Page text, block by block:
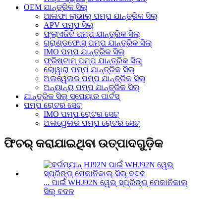
OEM ଯାନ୍ତ୍ରିକ ସିଲ୍
ଆଲଫା ଲାଭାଲ୍ ପମ୍ପ ଯାନ୍ତ୍ରିକ ସିଲ୍
APV ପମ୍ପ ସିଲ୍
ଫ୍ଲାଏଜିଟି ପମ୍ପ ଯାନ୍ତ୍ରିକ ସିଲ୍
ଗ୍ରାଣ୍ଡଫୋସ୍ ପମ୍ପ ଯାନ୍ତ୍ରିକ ସିଲ୍
IMO ପମ୍ପ ଯାନ୍ତ୍ରିକ ସିଲ୍
ଫ୍ରିଷ୍ଟାମ୍ ପମ୍ପ ଯାନ୍ତ୍ରିକ ସିଲ୍
ଲୋୱାରା ପମ୍ପ ଯାନ୍ତ୍ରିକ ସିଲ୍
ଅଲୱେଲର ପମ୍ପ ଯାନ୍ତ୍ରିକ ସିଲ୍
ଅନ୍ୟାନ୍ୟ ପମ୍ପ ଯାନ୍ତ୍ରିକ ସିଲ୍
ଯାନ୍ତ୍ରିକ ସିଲ୍ ସ୍ପେୟାର ପାର୍ଟସ୍
ପମ୍ପ ରୋଟର ସେଟ୍
IMO ପମ୍ପ ରୋଟର ସେଟ୍
ଅଲୱେଲର ପମ୍ପ ରୋଟର ସେଟ୍
ଫିଚର୍ କରାଯାଇଥିବା ଉତ୍ପାଦଗୁଡ଼ିକ
... ପାଇଁ WHJ92N ୱେଭ୍ ସ୍ପ୍ରିଙ୍ଗ୍ ମେକାନିକାଲ୍
ସିଲ୍ ବଦଳ